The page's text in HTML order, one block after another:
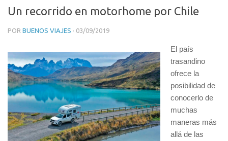
Un recorrido en motorhome por Chile
POR BUENOS VIAJES · 03/09/2019
El país
trasandino
ofrece la
posibilidad de
conocerlo de
muchas
maneras más
allá de las